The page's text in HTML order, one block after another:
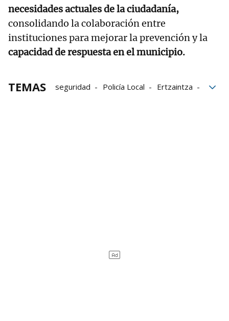
necesidades actuales de la ciudadanía,
consolidando la colaboración entre
instituciones para mejorar la prevención y la
capacidad de respuesta en el municipio.
TEMAS seguridad Policía Local
Ertzaintza